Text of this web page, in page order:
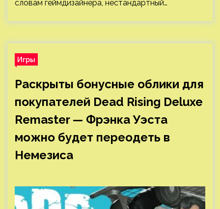
словам геймдизайнера, нестандартный…
Игры
Раскрыты бонусные облики для
покупателей Dead Rising Deluxe
Remaster — Фрэнка Уэста
можно будет переодеть в
Немезиса